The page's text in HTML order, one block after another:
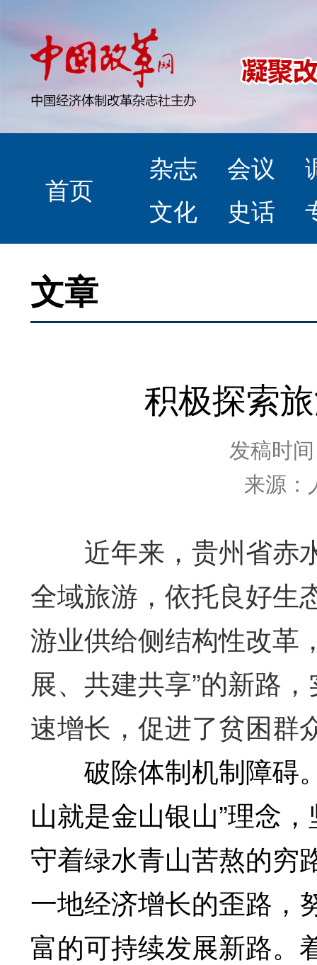
首页
杂志 会议
文化
史话
文章
积极探索
发稿时
来源：
近年来，贵州省赤
全域旅游，依托良好生
游业供给侧结构性改革
展、共建共享”的新路
速增长，促进了贫困群
破除体制机制障碍。
山就是金山银山”理念
守着绿水青山苦熬的穷
一地经济增长的歪路，
富的可持续发展新路。